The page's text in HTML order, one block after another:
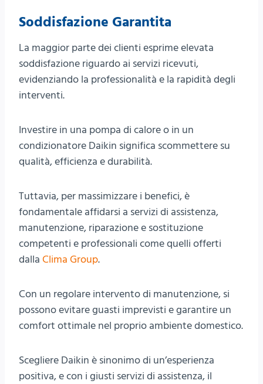
Soddisfazione Garantita
La maggior parte dei clienti esprime elevata
soddisfazione riguardo ai servizi ricevuti,
evidenziando la professionalità e la rapidità degli
interventi.
Investire in una pompa di calore o in un
condizionatore Daikin significa scommettere su
qualità, efficienza e durabilità.
Tuttavia, per massimizzare i benefici, è
fondamentale affidarsi a servizi di assistenza,
manutenzione, riparazione e sostituzione
competenti e professionali come quelli offerti
dalla Clima Group.
Con un regolare intervento di manutenzione, si
possono evitare guasti imprevisti e garantire un
comfort ottimale nel proprio ambiente domestico.
Scegliere Daikin è sinonimo di un’esperienza
positiva, e con i giusti servizi di assistenza, il